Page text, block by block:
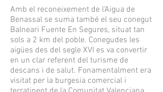
Amb el reconeixement de l'Aigua de
Benassal se suma també el seu conegut
Balneari Fuente En Segures, situat tan
sols a 2 km del poble. Conegudes les
aigües des del segle XVI es va convertir
en un clar referent del turisme de
descans i de salut. Fonamentalment era
visitat per la burgesia comercial i